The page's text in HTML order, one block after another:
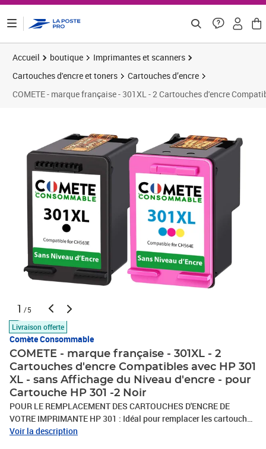
Accueil boutique
Imprimantes et scanners
Cartouches d'encre et toners
Cartouches d’encre
COMETE - marque française - 301XL - 2 Cartouches d'encre
1 /5
Livraison offerte
Comète Consommable
COMETE - marque française - 301XL - 2
Cartouches d'encre Compatibles avec HP 301
XL - sans Affichage du Niveau d'encre - pour
Cartouche HP 301 -2 Noir
POUR LE REMPLACEMENT DES CARTOUCHES D'ENCRE DE
VOTRE IMPRIMANTE HP 301 : Idéal pour remplacer les cartouches
HP 301 et HP 301XL, ce lot contient deux cartouches 301XL noire ,
Voir la description